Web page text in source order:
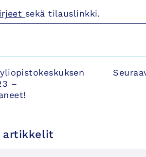
sekä tilauslinkki.
–
artikkelit